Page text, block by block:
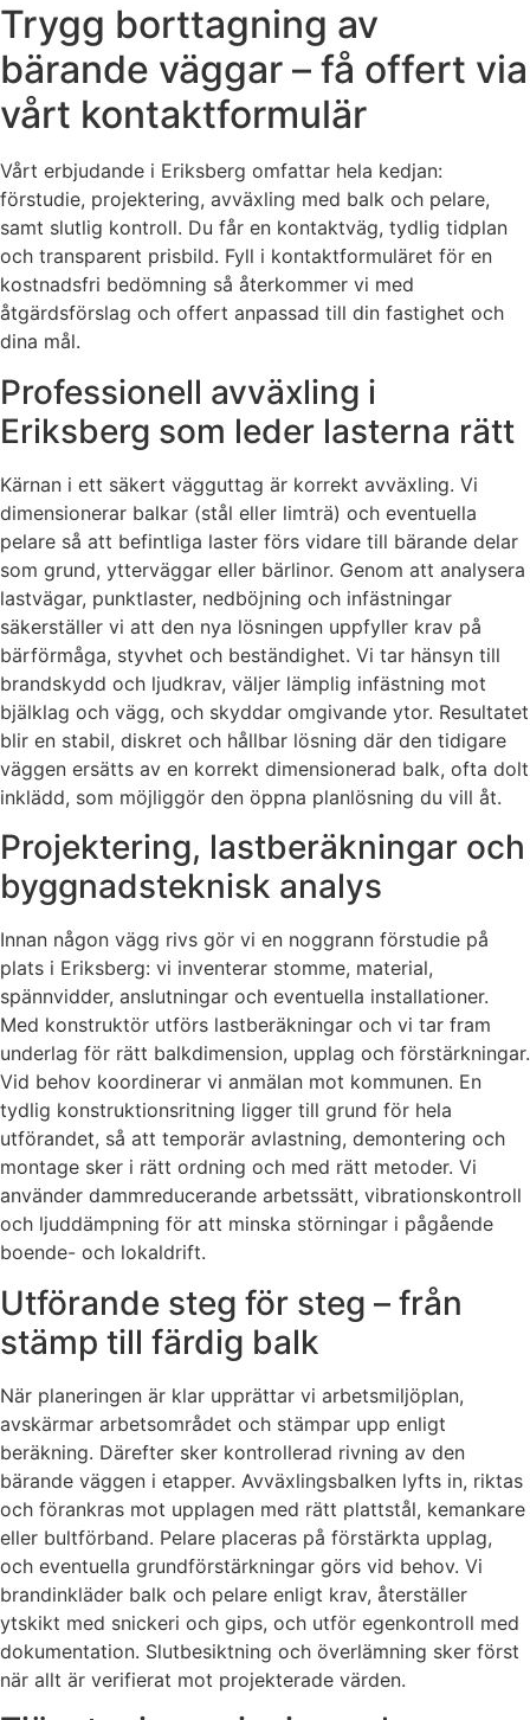
Trygg borttagning av
bärande väggar – få offert via
vårt kontaktformulär
Vårt erbjudande i Eriksberg omfattar hela kedjan:
förstudie, projektering, avväxling med balk och pelare,
samt slutlig kontroll. Du får en kontaktväg, tydlig tidplan
och transparent prisbild. Fyll i kontaktformuläret för en
kostnadsfri bedömning så återkommer vi med
åtgärdsförslag och offert anpassad till din fastighet och
dina mål.
Professionell avväxling i
Eriksberg som leder lasterna rätt
Kärnan i ett säkert vägguttag är korrekt avväxling. Vi
dimensionerar balkar (stål eller limträ) och eventuella
pelare så att befintliga laster förs vidare till bärande delar
som grund, ytterväggar eller bärlinor. Genom att analysera
lastvägar, punktlaster, nedböjning och infästningar
säkerställer vi att den nya lösningen uppfyller krav på
bärförmåga, styvhet och beständighet. Vi tar hänsyn till
brandskydd och ljudkrav, väljer lämplig infästning mot
bjälklag och vägg, och skyddar omgivande ytor. Resultatet
blir en stabil, diskret och hållbar lösning där den tidigare
väggen ersätts av en korrekt dimensionerad balk, ofta dolt
inklädd, som möjliggör den öppna planlösning du vill åt.
Projektering, lastberäkningar och
byggnadsteknisk analys
Innan någon vägg rivs gör vi en noggrann förstudie på
plats i Eriksberg: vi inventerar stomme, material,
spännvidder, anslutningar och eventuella installationer.
Med konstruktör utförs lastberäkningar och vi tar fram
underlag för rätt balkdimension, upplag och förstärkningar.
Vid behov koordinerar vi anmälan mot kommunen. En
tydlig konstruktionsritning ligger till grund för hela
utförandet, så att temporär avlastning, demontering och
montage sker i rätt ordning och med rätt metoder. Vi
använder dammreducerande arbetssätt, vibrationskontroll
och ljuddämpning för att minska störningar i pågående
boende- och lokaldrift.
Utförande steg för steg – från
stämp till färdig balk
När planeringen är klar upprättar vi arbetsmiljöplan,
avskärmar arbetsområdet och stämpar upp enligt
beräkning. Därefter sker kontrollerad rivning av den
bärande väggen i etapper. Avväxlingsbalken lyfts in, riktas
och förankras mot upplagen med rätt plattstål, kemankare
eller bultförband. Pelare placeras på förstärkta upplag,
och eventuella grundförstärkningar görs vid behov. Vi
brandinkläder balk och pelare enligt krav, återställer
ytskikt med snickeri och gips, och utför egenkontroll med
dokumentation. Slutbesiktning och överlämning sker först
när allt är verifierat mot projekterade värden.